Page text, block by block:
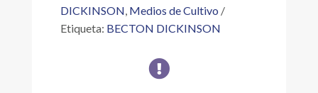
DICKINSON, Medios de Cultivo
Etiqueta: BECTON DICKINSON
